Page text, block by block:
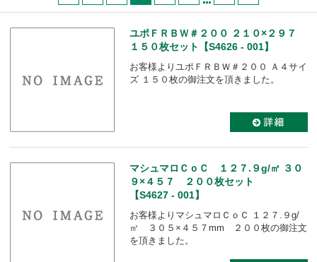
ユポＦＲＢＷ＃２００ ２１０×２９７
１５０枚セット【S4626 - 001】
お客様よりユポＦＲＢＷ＃２００ Ａ４サイ
ズ １５０枚の御注文を頂きました。
マシュマロＣｏＣ １２７.９g/㎡ ３０
９×４５７ ２００枚セット
【S4627 - 001】
お客様よりマシュマロＣｏＣ １２７.９g/
㎡ ３０５×４５７mm ２００枚の御注文
を頂きました。